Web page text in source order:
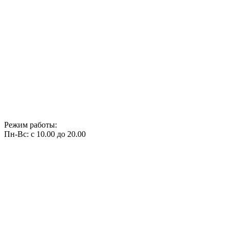
Режим работы:
Пн-Вс: с 10.00 до 20.00